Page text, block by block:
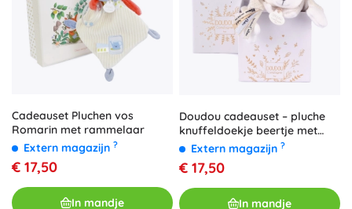
Cadeauset Pluchen vos
Romarin met rammelaar
Extern magazijn ?
€ 17,50
In mandje
Doudou cadeauset – pluche
knuffeldoekje beertje met
muts, beige 25 cm
Extern magazijn ?
€ 17,50
In mandje